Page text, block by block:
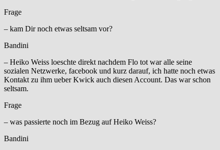
Frage
– kam Dir noch etwas seltsam vor?
Bandini
– Heiko Weiss loeschte direkt nachdem Flo tot war alle seine
sozialen Netzwerke, facebook und kurz darauf, ich hatte noch etwas
Kontakt zu ihm ueber Kwick auch diesen Account. Das war schon
seltsam.
Frage
– was passierte noch im Bezug auf Heiko Weiss?
Bandini